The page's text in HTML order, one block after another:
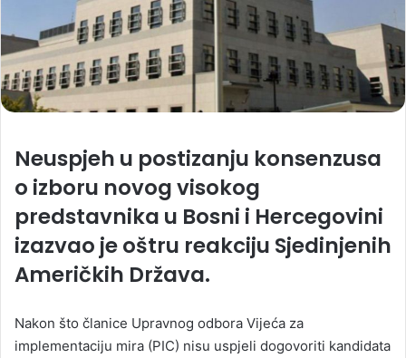
Neuspjeh u postizanju konsenzusa
o izboru novog visokog
predstavnika u Bosni i Hercegovini
izazvao je oštru reakciju Sjedinjenih
Američkih Država.
Nakon što članice Upravnog odbora Vijeća za
implementaciju mira (PIC) nisu uspjeli dogovoriti kandidata